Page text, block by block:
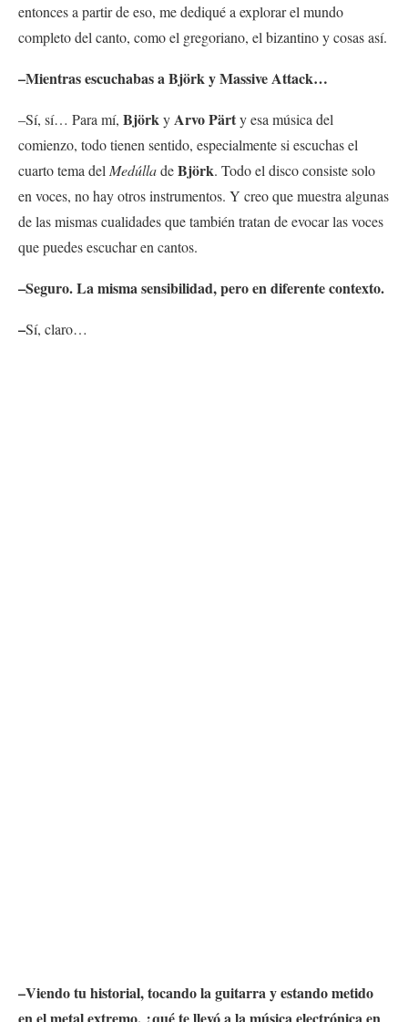
entonces a partir de eso, me dediqué a explorar el mundo
completo del canto, como el gregoriano, el bizantino y cosas así.
–Mientras escuchabas a Björk y Massive Attack…
–Sí, sí… Para mí, BjörkyArvo Pärty esa música del
comienzo, todo tienen sentido, especialmente si escuchas el
cuarto tema del MedúlladeBjörk. Todo el disco consiste solo
en voces, no hay otros instrumentos. Y creo que muestra algunas
de las mismas cualidades que también tratan de evocar las voces
que puedes escuchar en cantos.
–Seguro. La misma sensibilidad, pero en diferente contexto.
–Sí, claro…
–Viendo tu historial, tocando la guitarra y estando metido
en el metal extremo, ¿qué te llevó a la música electrónica en